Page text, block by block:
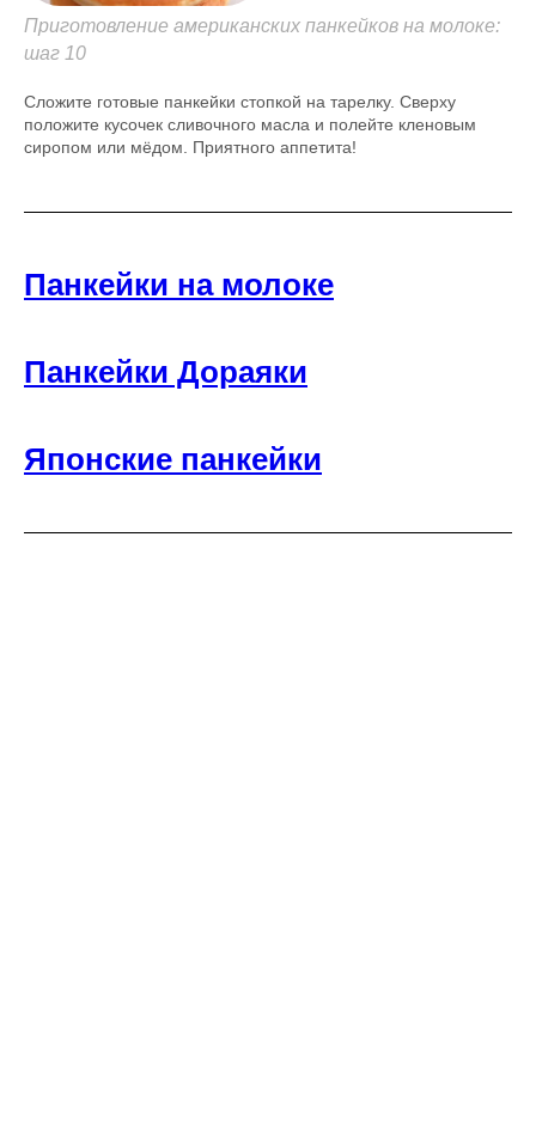
Приготовление американских панкейков на молоке:
шаг 10
Сложите готовые панкейки стопкой на тарелку. Сверху
положите кусочек сливочного масла и полейте кленовым
сиропом или мёдом. Приятного аппетита!
Панкейки на молоке
Панкейки Дораяки
Японские панкейки